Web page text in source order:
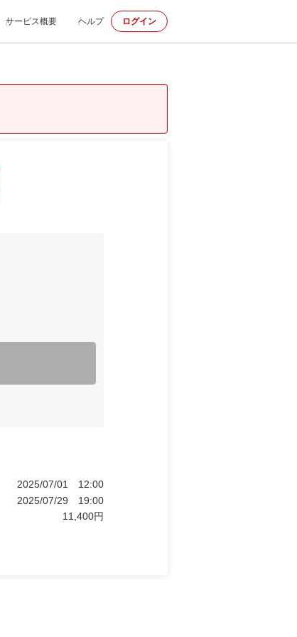
サービス概要 ヘルプ ログイン
2025/07/01
12:00
2025/07/29
19:00
11,400円